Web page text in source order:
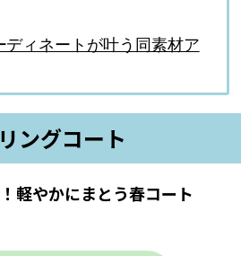
ディネートが叶う同素材ア
ングコート
軽やかにまとう春コート